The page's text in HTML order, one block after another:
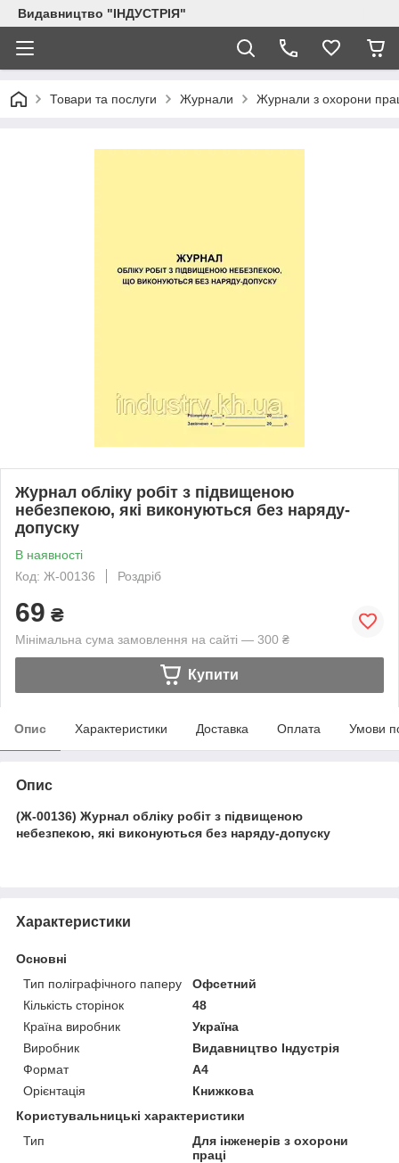
Видавництво "ІНДУСТРІЯ"
Товари та послуги Журнали Журнали з охорони
Журнал обліку робіт з підвищеною
небезпекою, які виконуються без наряду-
допуску
В наявності
Код: Ж-00136
Роздріб
69 ₴
Мінімальна сума замовлення на сайті — 300 ₴
Купити
Опис Характеристики Доставка Оплата Умови
Опис
(Ж-00136) Журнал обліку робіт з підвищеною
небезпекою, які виконуються без наряду-допуску
Характеристики
Основні
Тип поліграфічного паперу
Офсетний
Кількість сторінок
48
Країна виробник
Україна
Виробник
Видавництво Індустрія
Формат
A4
Орієнтація
Книжкова
Користувальницькі характеристики
Тип
Для інженерів з охорони
праці